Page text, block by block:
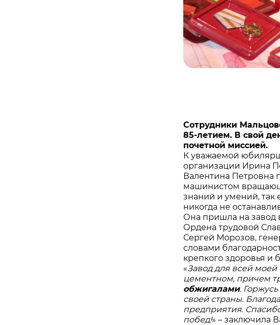
Сотрудники
85-летием. В свой
почетной миссией.
К уважаемой
организации Ирина
Валентина Петровна
машинистом
знаний и умений, так
никогда не
Она пришла на завод
Ордена трудовой
Сергей Морозов,
словами
крепкого здоровья и
«Завод для всей моей
цементном, причем
обжигалами.
своей страны.
предприятия.
побед!» – заключила